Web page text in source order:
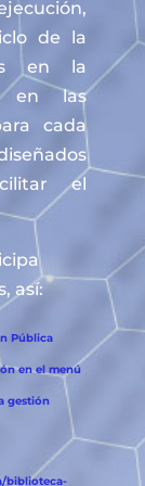
de la
en la
en las
cada
el
así:
Pública
en el menú
gestión
biblioteca-